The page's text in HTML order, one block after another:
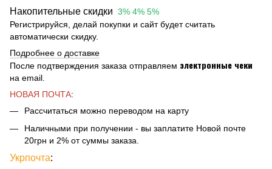
Накопительные скидки 3% 4% 5%
Регистрируйся, делай покупки и сайт будет считать
автоматически скидку.
Подробнее о доставке
После подтверждения заказа отправляем электронные чеки
на email.
НОВАЯ ПОЧТА:
Рассчитаться можно переводом на карту
Наличными при получении - вы заплатите Новой почте
20грн и 2% от суммы заказа.
Укрпочта: